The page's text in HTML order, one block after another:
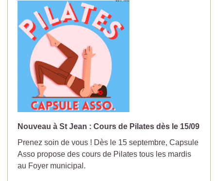
Nouveau à St Jean : Cours de Pilates dès le 15/09
Prenez soin de vous ! Dès le 15 septembre, Capsule
Asso propose des cours de Pilates tous les mardis
au Foyer municipal.